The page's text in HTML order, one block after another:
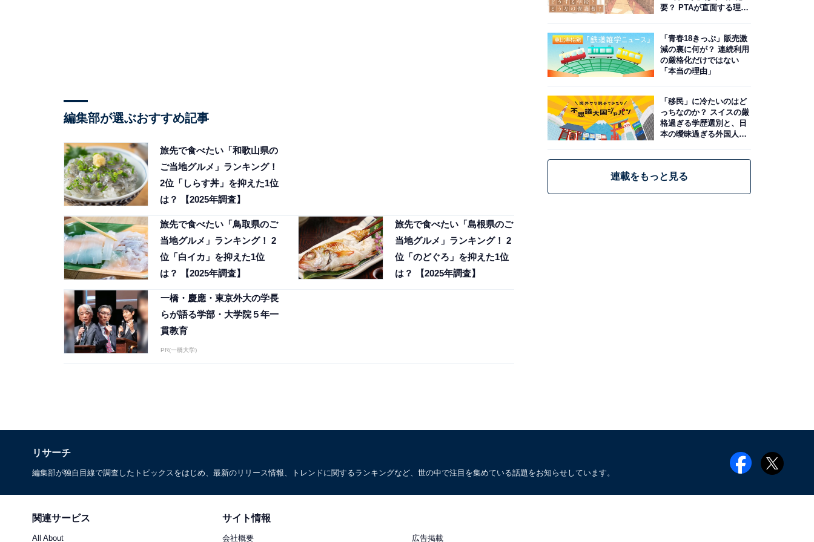
編集部が選ぶおすすめ記事
旅先で食べたい「和歌山県の
ご当地グルメ」ランキング！
2位「しらす丼」を抑えた1位
は？ 【2025年調査】
旅先で食べたい「鳥取県のご
当地グルメ」ランキング！ 2
位「白イカ」を抑えた1位
は？ 【2025年調査】
旅先で食べたい「島根県のご
当地グルメ」ランキング！ 2
位「のどぐろ」を抑えた1位
は？ 【2025年調査】
一橋・慶應・東京外大の学長
らが語る学部・大学院５年一
貫教育
PR(一橋大学)
要？ PTAが直面する理想
「青春18きっぷ」販売激
減の裏に何が？ 連続利用
の厳格化だけではない
「本当の理由」
「移民」に冷たいのはど
っちなのか？ スイスの厳
格過ぎる学歴選別と、日
本の曖昧過ぎる外国人政
連載をもっと見る
リサーチ
編集部が独自目線で調査したトピックスをはじめ、最新のリリース情報、トレンドに関するランキングなど、世の中で注目を集めている話題をお知らせしています。
関連サービス
All About
サイト情報
会社概要 広告掲載